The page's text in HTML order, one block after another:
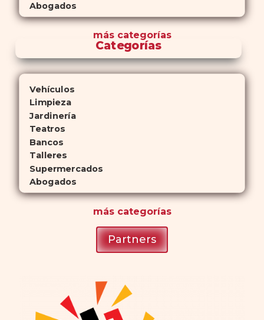
Abogados
máscategorías
Categorías
Vehículos
Limpieza
Jardinería
Teatros
Bancos
Talleres
Supermercados
Abogados
máscategorías
Partners